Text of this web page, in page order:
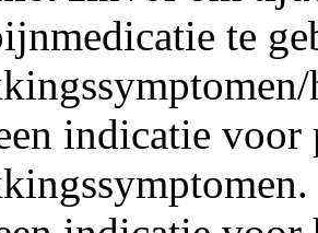
te
indicatie